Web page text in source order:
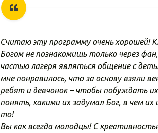
Считаю эту программу очень хорошей!
Богом не познакомишь только через
частью лагеря являться общение с
мне понравилось, что за основу взяли
ребят и девчонок – чтобы побуждать
понять, какими их задумал Бог, в чем
то!
Вы как всегда молодцы! С